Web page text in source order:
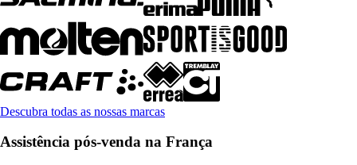
Descubra todas as nossas marcas
Assistência pós-venda na França